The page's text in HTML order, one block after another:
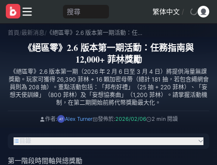
搜尋 繁体中文 /
首頁/最新消息/ 《絕區零》2.6 版本第一期活動：任務指南與 12,000+ 菲林獎勵
《絕區零》2.6 版本第一期活動：任務指南與
12,000+ 菲林獎勵
《絕區零》2.6 版本第一期（2026 年 2 月 6 日至 3 月 4 日）將提供海量無課
獎勵。玩家可獲得 26,390 菲林 + 16 顆加密母帶（總計 181 抽，若包含繩網會
員則為 208 抽）。重點活動包括：「邦布好禮」（25 抽 + 220 菲林）、「妄
想天使訓練」（800 菲林）及「妄想協奏曲」（1,200 菲林）。請掌握活動機
制，在第二期開始前將代幣獎勵最大化。
作者: Alex Turner 發佈於:2026/02/06 2 min 閱讀
目錄
第一階段時間軸與總獎勵